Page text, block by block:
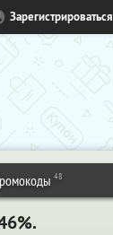
Зарегистрироваться
48